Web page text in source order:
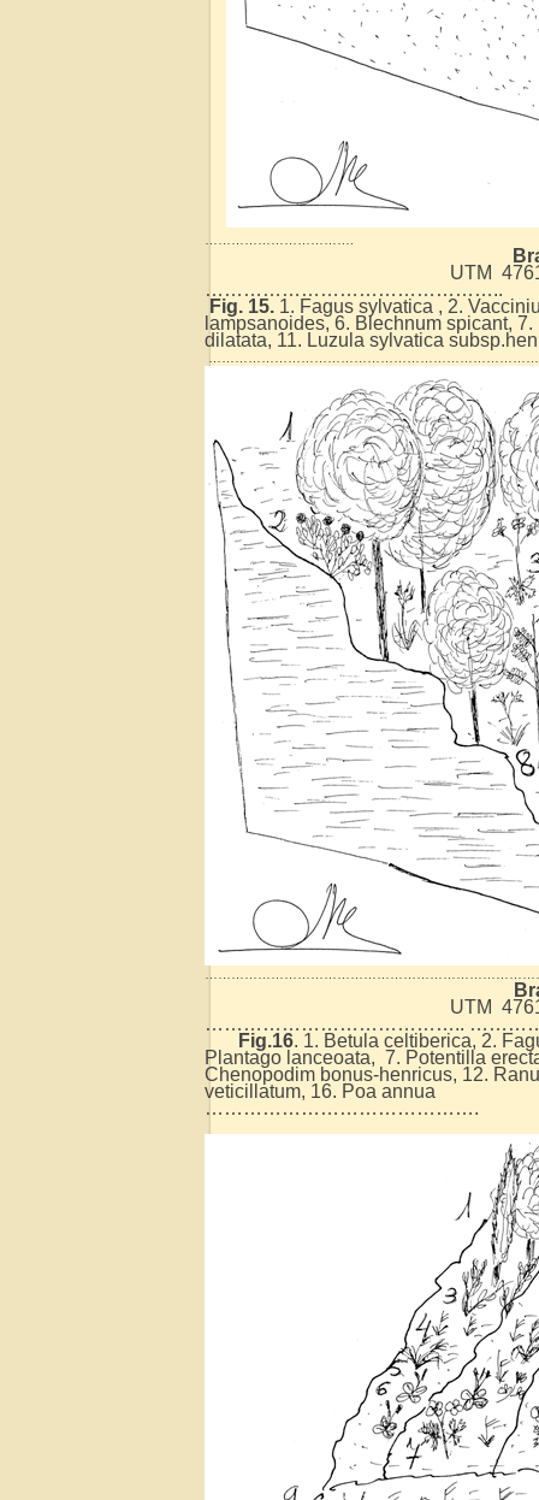
UTM
………………………………………..
Fig. 15. 1. Fagus sylvatica , 2.
lampsanoides, 6. Blechnum spicant,
dilatata, 11. Luzula sylvatica
UTM
…………………………………..
Fig.16. 1. Betula celtiberica, 2.
Plantago lanceoata, 7. Potentilla
Chenopodim bonus-henricus, 12.
veticillatum, 16. Poa annua
…………………………………….